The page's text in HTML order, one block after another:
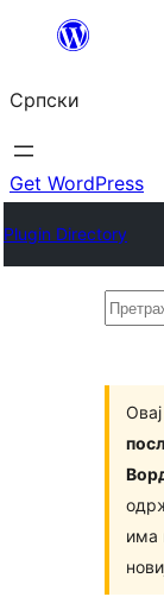
Скочи
садржај
Српски
Get WordPress
Plugin Directory
има